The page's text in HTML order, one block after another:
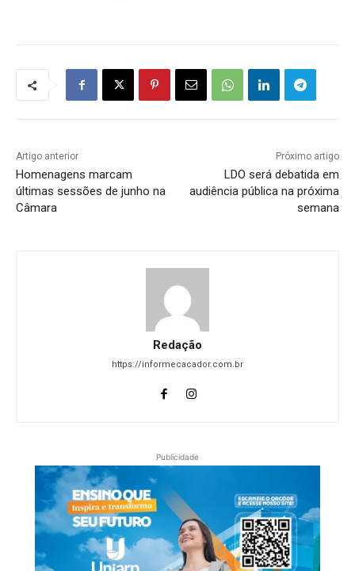
Artigo anterior
Homenagens marcam
últimas sessões de junho na
Câmara
Próximo artigo
LDO será debatida em
audiência pública na próxima
semana
Redação
https://informecacador.com.br
Publicidade